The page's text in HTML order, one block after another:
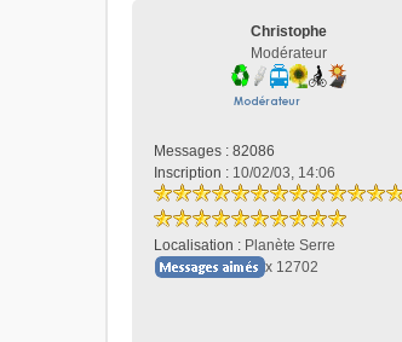
Christophe
Modérateur
Messages : 82086
Inscription : 10/02/03, 14:06
Localisation : Planète Serre
x 12702